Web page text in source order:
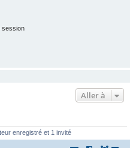
session
Aller à
enregistré et 1 invité